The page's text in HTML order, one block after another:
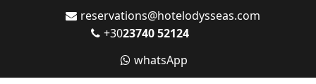
reservations@hotelodysseas.com
+3023740 52124
whatsApp